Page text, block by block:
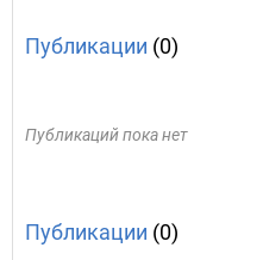
Публикации (0)
Публикаций пока нет
Публикации (0)